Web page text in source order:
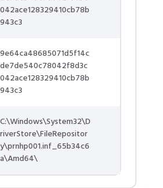
042ace128329410cb78b
943c3
9e64ca48685071d5f14c
de7de540c78042f8d3c
042ace128329410cb78b
943c3
C:\Windows\System32\D
riverStore\FileRepositor
y\prnhp001.inf_65b34c6
a\Amd64\